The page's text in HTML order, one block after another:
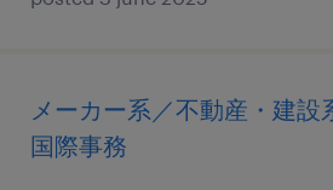
メーカー系／不動産・建設
国際事務